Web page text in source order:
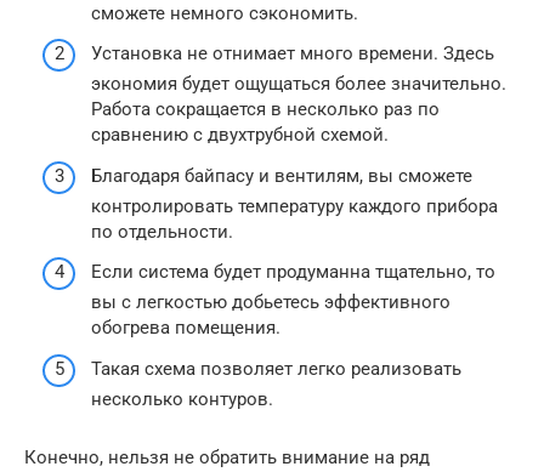
сможете немного сэкономить.
Установка не отнимает много времени. Здесь
экономия будет ощущаться более значительно.
Работа сокращается в несколько раз по
сравнению с двухтрубной схемой.
Благодаря байпасу и вентилям, вы сможете
контролировать температуру каждого прибора
по отдельности.
Если система будет продуманна тщательно, то
вы с легкостью добьетесь эффективного
обогрева помещения.
Такая схема позволяет легко реализовать
несколько контуров.
Конечно, нельзя не обратить внимание на ряд